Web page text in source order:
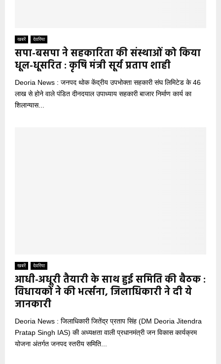
खबरें देवरिया
सपा-बसपा ने सहकारिता की संस्थाओं को किया
धूल-धूसरित : कृषि मंत्री सूर्य प्रताप शाही
Deoria News : जनपद थोक केंद्रीय उपभोक्ता सहकारी संघ लिमिटेड के 46
लाख से होने वाले पंडित दीनदयाल उपाध्याय सहकारी बाजार निर्माण कार्य का
शिलान्यास...
खबरें देवरिया
आधी-अधूरी तैयारी के साथ हुई समिति की बैठक :
विधायकों ने की भर्त्सना, जिलाधिकारी ने दी ये
जानकारी
Deoria News : जिलाधिकारी जितेंद्र प्रताप सिंह (DM Deoria Jitendra
Pratap Singh IAS) की अध्यक्षता वाली प्रधानमंत्री जन विकास कार्यक्रम
योजना अंतर्गत जनपद स्तरीय समिति...